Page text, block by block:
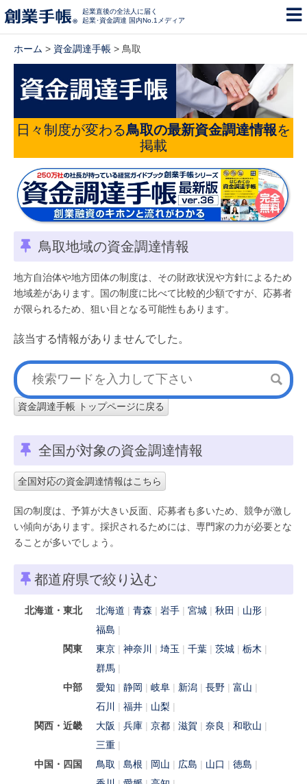
起業直後の全法人に届く
起業･資金調達 国内No.1メディア
ホーム > 資金調達手帳 > 鳥取
日々制度が変わる鳥取の最新資金調達情報を
掲載
鳥取地域の資金調達情報
地方自治体や地方団体の制度は、その財政状況や方針によるため
地域差があります。国の制度に比べて比較的少額ですが、応募者
が限られるため、狙い目となる可能性もあります。
該当する情報がありませんでした。
資金調達手帳 トップページに戻る
全国が対象の資金調達情報
全国対応の資金調達情報はこちら
国の制度は、予算が大きい反面、応募者も多いため、競争が激し
い傾向があります。採択されるためには、専門家の力が必要とな
ることが多いでしょう。
都道府県で絞り込む
北海道・東北 北海道 青森 岩手 宮城 秋田
山形
福島
関東
東京 神奈川 埼玉 千葉 茨城
栃木
群馬
中部
愛知 静岡 岐阜 新潟 長野
富山
石川
福井
山梨
関西・近畿
大阪 兵庫 京都 滋賀 奈良
和歌山
三重
中国・四国
鳥取 島根 岡山 広島 山口
徳島